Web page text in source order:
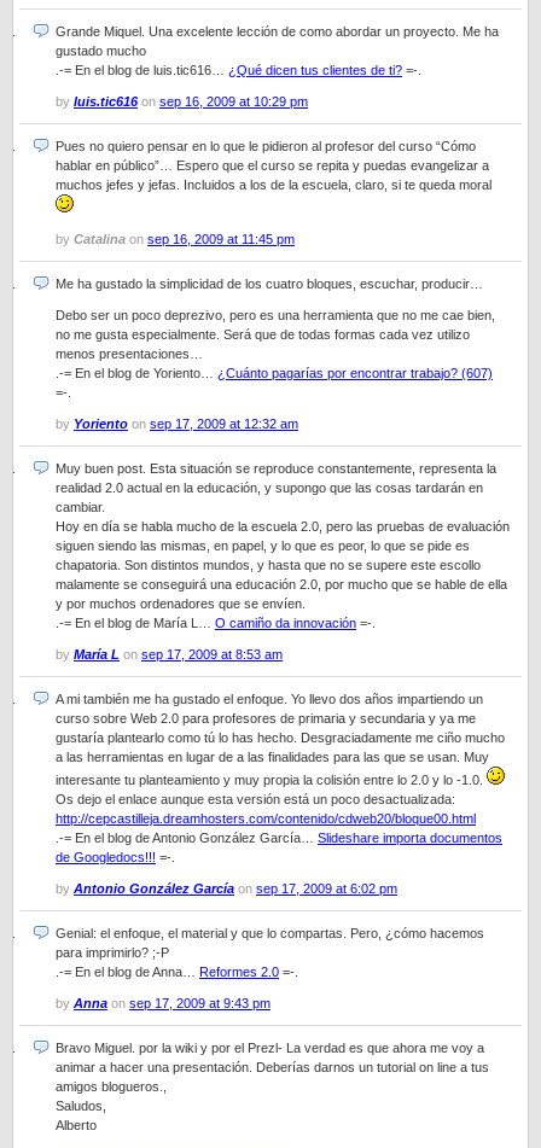
Grande Miquel. Una excelente lección de como abordar un proyecto. Me ha
gustado mucho
.-= En el blog de luis.tic616… ¿Qué dicen tus clientes de ti? =-.
by luis.tic616 on sep 16, 2009 at 10:29 pm
Pues no quiero pensar en lo que le pidieron al profesor del curso “Cómo
hablar en público”… Espero que el curso se repita y puedas evangelizar a
muchos jefes y jefas. Incluidos a los de la escuela, claro, si te queda moral
by Catalina on sep 16, 2009 at 11:45 pm
Me ha gustado la simplicidad de los cuatro bloques, escuchar, producir…
Debo ser un poco deprezivo, pero es una herramienta que no me cae bien,
no me gusta especialmente. Será que de todas formas cada vez utilizo
menos presentaciones…
.-= En el blog de Yoriento… ¿Cuánto pagarías por encontrar trabajo? (607)
=-.
by Yoriento on sep 17, 2009 at 12:32 am
Muy buen post. Esta situación se reproduce constantemente, representa la
realidad 2.0 actual en la educación, y supongo que las cosas tardarán en
cambiar.
Hoy en día se habla mucho de la escuela 2.0, pero las pruebas de evaluación
siguen siendo las mismas, en papel, y lo que es peor, lo que se pide es
chapatoria. Son distintos mundos, y hasta que no se supere este escollo
malamente se conseguirá una educación 2.0, por mucho que se hable de ella
y por muchos ordenadores que se envíen.
.-= En el blog de María L… O camiño da innovación =-.
by María L on sep 17, 2009 at 8:53 am
A mi también me ha gustado el enfoque. Yo llevo dos años impartiendo un
curso sobre Web 2.0 para profesores de primaria y secundaria y ya me
gustaría plantearlo como tú lo has hecho. Desgraciadamente me ciño mucho
a las herramientas en lugar de a las finalidades para las que se usan. Muy
interesante tu planteamiento y muy propia la colisión entre lo 2.0 y lo -1.0.
Os dejo el enlace aunque esta versión está un poco desactualizada:
http://cepcastilleja.dreamhosters.com/contenido/cdweb20/bloque00.html
.-= En el blog de Antonio González García… Slideshare importa documentos
de Googledocs!!! =-.
by Antonio González García on sep 17, 2009 at 6:02 pm
Genial: el enfoque, el material y que lo compartas. Pero, ¿cómo hacemos
para imprimirlo? ;-P
.-= En el blog de Anna… Reformes 2.0 =-.
by Anna on sep 17, 2009 at 9:43 pm
Bravo Miguel. por la wiki y por el Prezl- La verdad es que ahora me voy a
animar a hacer una presentación. Deberías darnos un tutorial on line a tus
amigos blogueros.,
Saludos,
Alberto